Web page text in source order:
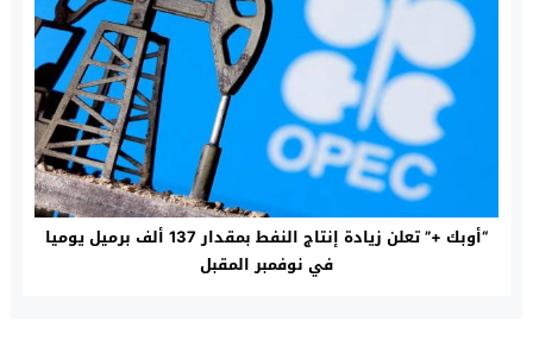
“أوبك +” تعلن زيادة إنتاج النفط بمقدار 137 ألف برميل يوميا
في نوفمبر المقبل